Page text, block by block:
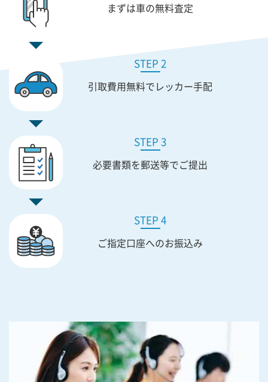
まずは車の無料査定
STEP 2
引取費用無料でレッカー手配
STEP 3
必要書類を郵送等でご提出
STEP 4
ご指定口座へのお振込み